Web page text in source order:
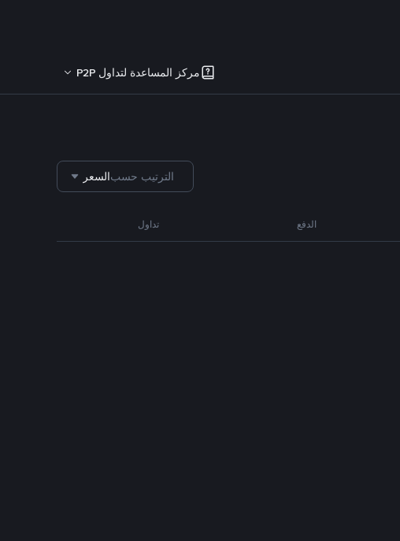
مركز المساعدة لتداول P2P
الترتيب حسبالسعر
الدفع تداول